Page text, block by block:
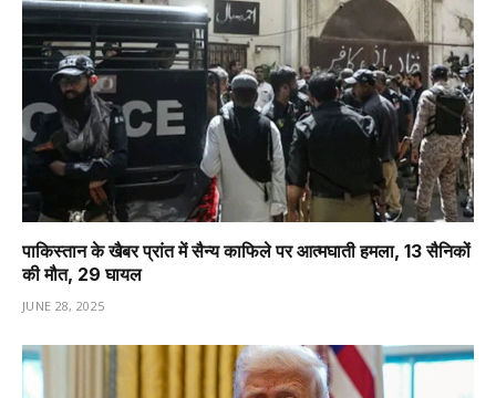
पाकिस्तान के खैबर प्रांत में सैन्य काफिले पर आत्मघाती हमला, 13 सैनिकों
की मौत, 29 घायल
JUNE 28, 2025